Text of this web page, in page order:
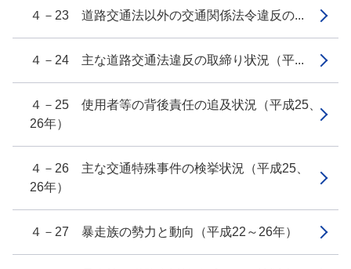
４－23 道路交通法以外の交通関係法令違反の...
４－24 主な道路交通法違反の取締り状況（平...
４－25 使用者等の背後責任の追及状況（平成25、
26年）
４－26 主な交通特殊事件の検挙状況（平成25、
26年）
４－27 暴走族の勢力と動向（平成22～26年）